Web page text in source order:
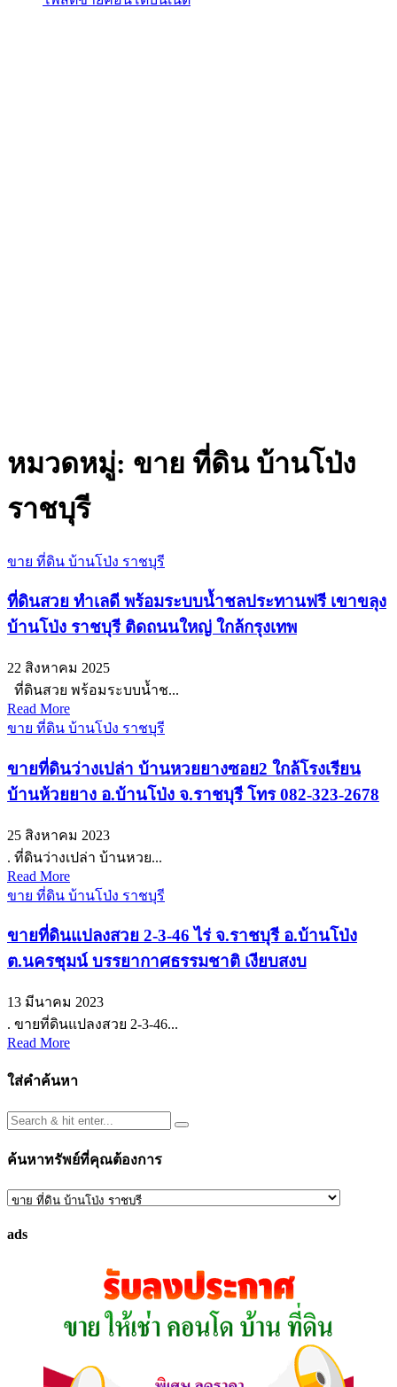
หมวดหมู่: ขาย ที่ดิน บ้านโป่ง
ราชบุรี
ขาย ที่ดิน บ้านโป่ง ราชบุรี
ที่ดินสวย ทำเลดี พร้อมระบบน้ำชลประทานฟรี เขาขลุง
บ้านโป่ง ราชบุรี ติดถนนใหญ่ ใกล้กรุงเทพ
22 สิงหาคม 2025
ที่ดินสวย พร้อมระบบน้ำช...
Read More
ขาย ที่ดิน บ้านโป่ง ราชบุรี
ขายที่ดินว่างเปล่า บ้านหวยยางซอย2 ใกล้โรงเรียน
บ้านห้วยยาง อ.บ้านโป่ง จ.ราชบุรี โทร 082-323-2678
25 สิงหาคม 2023
. ที่ดินว่างเปล่า บ้านหวย...
Read More
ขาย ที่ดิน บ้านโป่ง ราชบุรี
ขายที่ดินแปลงสวย 2-3-46 ไร่ จ.ราชบุรี อ.บ้านโป่ง
ต.นครชุมน์ บรรยากาศธรรมชาติ เงียบสงบ
13 มีนาคม 2023
. ขายที่ดินแปลงสวย 2-3-46...
Read More
ใส่คำค้นหา
ค้นหาทรัพย์ที่คุณต้องการ
ค้นหา
ที่
ads